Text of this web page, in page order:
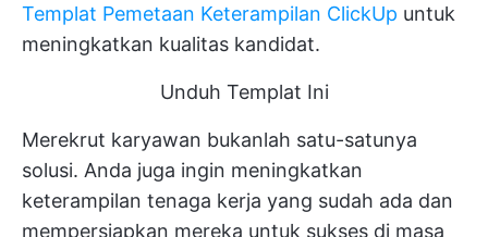
Templat Pemetaan Keterampilan ClickUp untuk
meningkatkan kualitas kandidat.
Unduh Templat Ini
Merekrut karyawan bukanlah satu-satunya
solusi. Anda juga ingin meningkatkan
keterampilan tenaga kerja yang sudah ada dan
mempersiapkan mereka untuk sukses di masa